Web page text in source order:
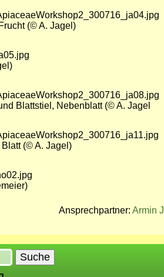
Frucht (© A. Jagel)
Blattstiel, Nebenblatt (© A. Jagel
Blatt (© A. Jagel)
Ansprechpartner: Armin